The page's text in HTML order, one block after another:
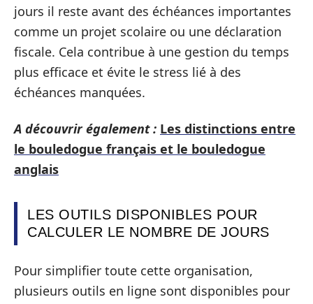
jours il reste avant des échéances importantes
comme un projet scolaire ou une déclaration
fiscale. Cela contribue à une gestion du temps
plus efficace et évite le stress lié à des
échéances manquées.
A découvrir également : Les distinctions entre
le bouledogue français et le bouledogue
anglais
LES OUTILS DISPONIBLES POUR
CALCULER LE NOMBRE DE JOURS
Pour simplifier toute cette organisation,
plusieurs outils en ligne sont disponibles pour